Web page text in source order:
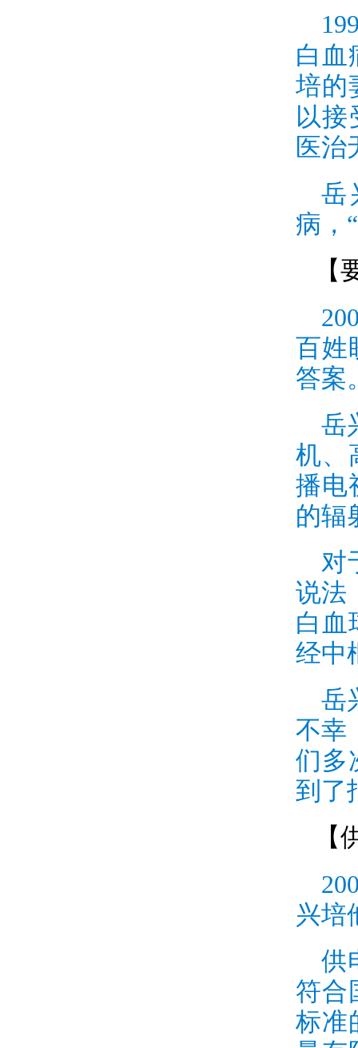
白血
培的
以接
医治
岳
病，
百姓
答案
岳
机、
播电
的辐
对
说法
白血
经中
岳
不幸
们多
到了
兴培
供
符合
标准